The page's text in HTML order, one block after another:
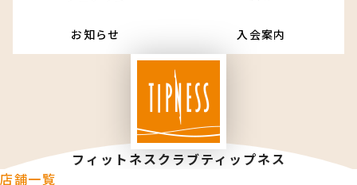
お知らせ 入会案内
フィットネスクラブティップネス
店舗一覧